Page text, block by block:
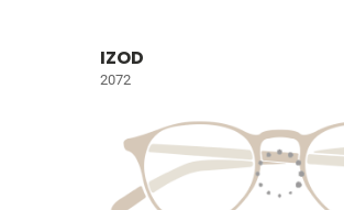
IZOD
2072